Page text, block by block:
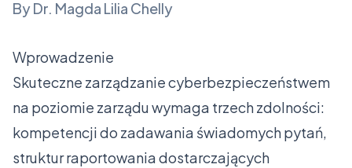
ByDr. Magda Lilia Chelly
Wprowadzenie
Skuteczne zarządzanie cyberbezpieczeństwem
na poziomie zarządu wymaga trzech zdolności:
kompetencji do zadawania świadomych pytań,
struktur raportowania dostarczających